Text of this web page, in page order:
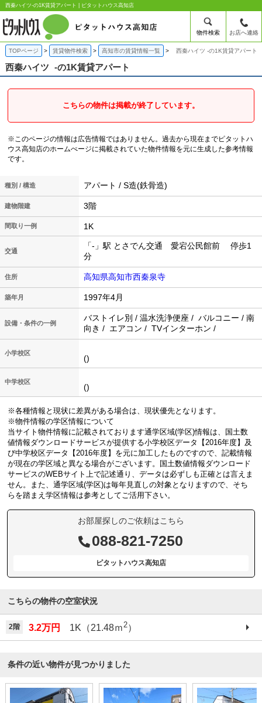
西秦ハイツ-の1K賃貸アパート | ピタットハウス高知店
物件検索 お店へ連絡
TOPページ 賃貸物件検索 高知市の賃貸情報一覧 西秦ハイツ -の1K賃貸アパート
西秦ハイツ -の1K賃貸アパート
こちらの物件は掲載が終了しています。
※このページの情報は広告情報ではありません。過去から現在までピタットハ
ウス高知店のホームぺージに掲載されていた物件情報を元に生成した参考情報
です。
種別 / 構造 アパート / S造(鉄骨造)
建物階建 3階
間取り一例 1K
交通
「-」駅 とさでん交通 愛宕公民館前 停歩1
分
住所 高知県高知市西秦泉寺
築年月 1997年4月
設備・条件の一例
バストイレ別 / 温水洗浄便座 / バルコニー / 南
向き / エアコン / TVインターホン /
小学校区
()
中学校区
()
※各種情報と現状に差異がある場合は、現状優先となります。
※物件情報の学区情報について
当サイト物件情報に記載されております通学区域(学区)情報は、国土数
値情報ダウンロードサービスが提供する小学校区データ【2016年度】及
び中学校区データ【2016年度】を元に加工したものですので、記載情報
が現在の学区域と異なる場合がございます。国土数値情報ダウンロード
サービスのWEBサイト上で記述通り、データは必ずしも正確とは言えま
せん。また、通学区域(学区)は毎年見直しの対象となりますので、そち
らを踏まえ学区情報は参考としてご活用下さい。
お部屋探しのご依頼はこちら
088-821-7250
ピタットハウス高知店
こちらの物件の空室状況
2階 3.2万円 1K（21.48ｍ2）
条件の近い物件が見つかりました